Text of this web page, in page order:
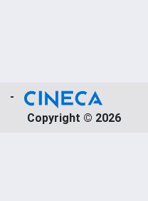
-
Copyright © 2026